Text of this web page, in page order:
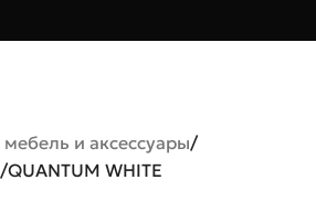
и аксессуары
QUANTUM WHITE